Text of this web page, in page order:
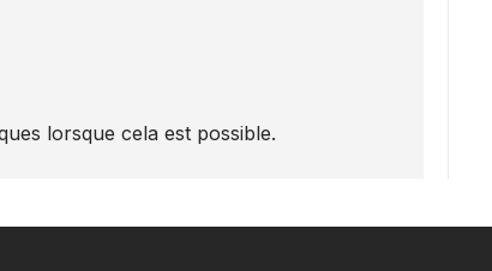
lorsque cela est possible.